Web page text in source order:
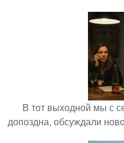
В тот выходной мы с
допоздна, обсуждали